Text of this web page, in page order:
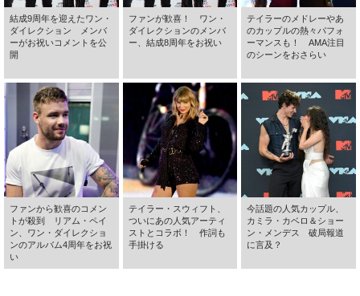
結成9周年を迎えたワン・
ダイレクション メンバ
ーがお祝いコメントを公
開
ファンが歓喜！ ワン・
ダイレクションのメンバ
ー、結成8周年をお祝い
テイラーのメドレーやあ
のカップルの熱々パフォ
ーマンスも！ AMA注目
のシーンをおさらい
ファンから歓喜のコメン
トが殺到 リアム・ペイ
ン、ワン・ダイレクショ
ンのアルバム4周年をお祝
い
テイラー・スウィフト、
ついにあの人気アーティ
ストとコラボ！ 作詞も
手掛ける
今話題の人気カップル、
カミラ・カベロ＆ショー
ン・メンデス 破局報道
に言及？